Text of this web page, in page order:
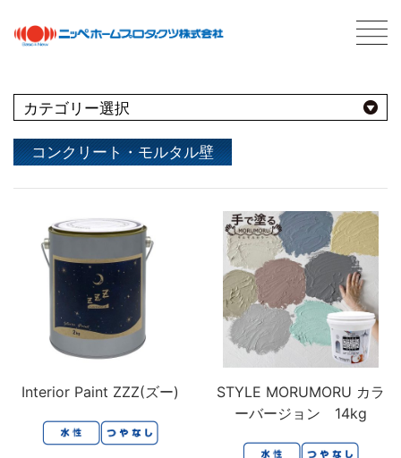
最新情報 NEWS
商品情報 PRODUCTS
会社案内 ABOUT US
会社概要
ネットワーク
採用情報
塗料について
基礎知識
コンクリート・モルタル壁
Interior Paint ZZZ(ズー)
STYLE MORUMORU カラ
ーバージョン 14kg
おすすめ商品
屋内
室内壁・天井
ビニール壁紙
コンクリート・モルタル壁
窓枠・ドア・棚
木部
屋根
トタン屋根
セメント・ベスト瓦屋根
外壁・塀
木部
屋内・屋外
種類別
水性多用途
室内壁・浴室
鉄部・木部・ アルミ（油性）
さび止め
ブランド別
FOR PRO
P-Effector